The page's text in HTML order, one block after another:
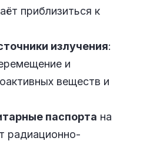
приблизиться к
излучения:
и
веществ и
паспорта на
радиационно-